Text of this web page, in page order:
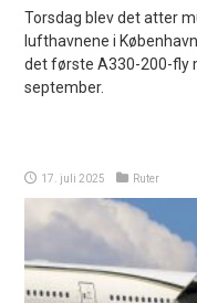
Torsdag blev det atter
lufthavnene i
det første A330-200-fly
september.
17. juli 2025 Ruter